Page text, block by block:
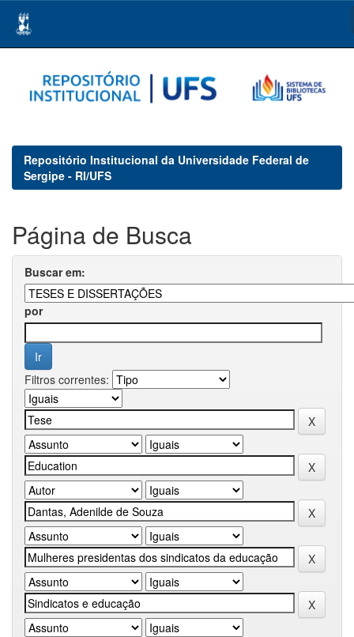
navigation
Repositório Institucional da Universidade Federal de
Sergipe - RI/UFS
Página de Busca
Buscar em:
por
Filtros correntes: